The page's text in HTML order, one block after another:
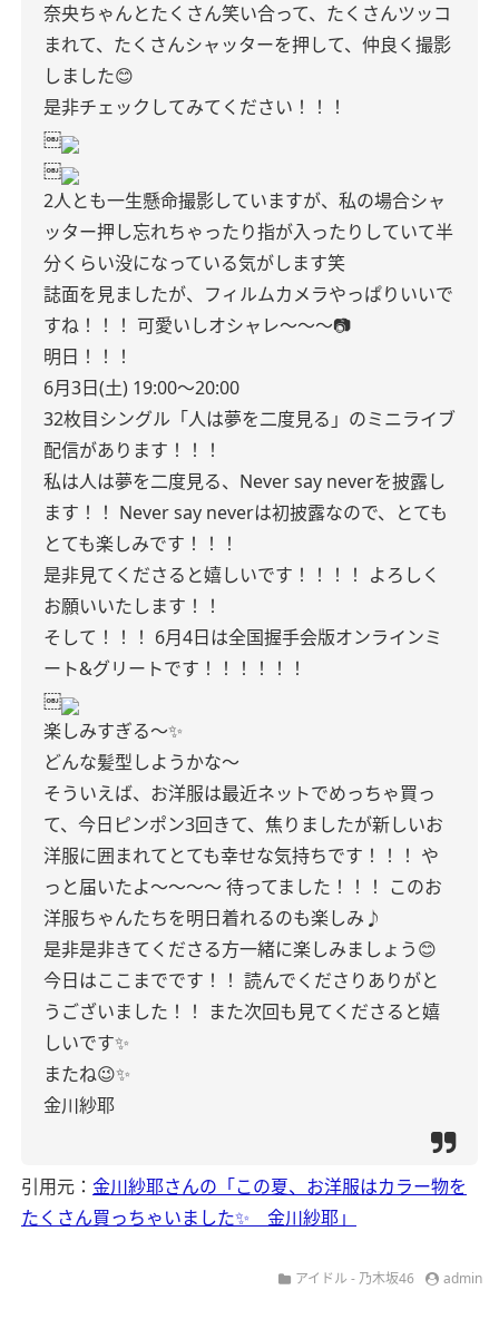
奈央ちゃんとたくさん笑い合って、たくさんツッコ
まれて、たくさんシャッターを押して、仲良く撮影
しました😊
是非チェックしてみてください！！！
￼
￼
2人とも一生懸命撮影していますが、私の場合シャ
ッター押し忘れちゃったり指が入ったりしていて半
分くらい没になっている気がします笑
誌面を見ましたが、フィルムカメラやっぱりいいで
すね！！！ 可愛いしオシャレ〜〜〜📷
明日！！！
6月3日(土) 19:00〜20:00
32枚目シングル「人は夢を二度見る」のミニライブ
配信があります！！！
私は人は夢を二度見る、Never say neverを披露し
ます！！ Never say neverは初披露なので、とても
とても楽しみです！！！
是非見てくださると嬉しいです！！！！ よろしく
お願いいたします！！
そして！！！ 6月4日は全国握手会版オンラインミ
ート&グリートです！！！！！！
￼
楽しみすぎる〜✨
どんな髪型しようかな〜
そういえば、お洋服は最近ネットでめっちゃ買っ
て、今日ピンポン3回きて、焦りましたが新しいお
洋服に囲まれてとても幸せな気持ちです！！！ や
っと届いたよ〜〜〜〜 待ってました！！！ このお
洋服ちゃんたちを明日着れるのも楽しみ♪
是非是非きてくださる方一緒に楽しみましょう😊
今日はここまでです！！ 読んでくださりありがと
うございました！！
また次回も見てくださると嬉
しいです✨
またね😉✨
金川紗耶
引用元： 金川紗耶さんの「この夏、お洋服はカラー物を
たくさん買っちゃいました✨ 金川紗耶」
アイドル - 乃木坂46 admin